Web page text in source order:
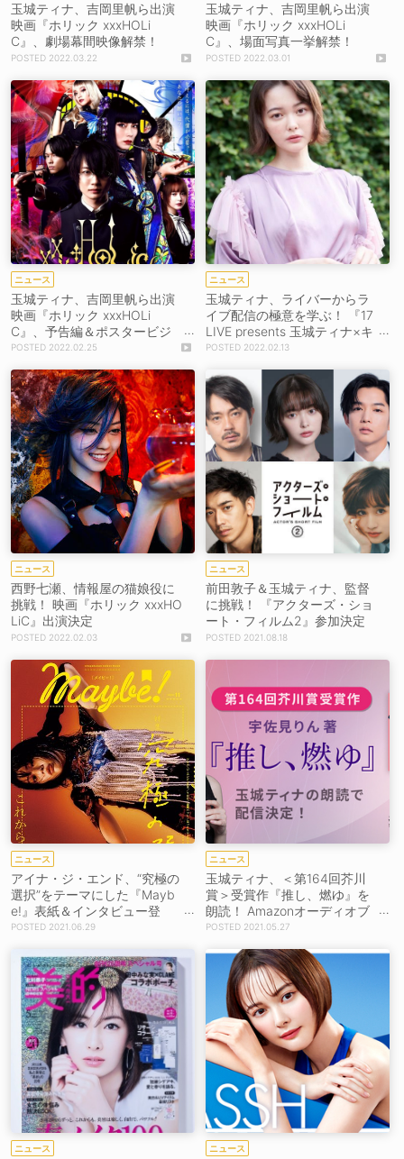
玉城ティナ、吉岡里帆ら出演
映画『ホリック xxxHOLi
C』、劇場幕間映像解禁！
2022.03.22
玉城ティナ、吉岡里帆ら出演
映画『ホリック xxxHOLi
C』、場面写真一挙解禁！
2022.03.01
ニュース
玉城ティナ、吉岡里帆ら出演
映画『ホリック xxxHOLi
C』、予告編＆ポスタービジ
ュアル解禁！
2022.02.25
ニュース
玉城ティナ、ライバーからラ
イブ配信の極意を学ぶ！ 『17
LIVE presents 玉城ティナ×キ
ミ 〜あしたのステージへ〜』
2022.02.13
ニュース
西野七瀬、情報屋の猫娘役に
挑戦！ 映画『ホリック xxxHO
LiC』出演決定
2022.02.03
ニュース
前田敦子＆玉城ティナ、監督
に挑戦！ 『アクターズ・ショ
ート・フィルム2』参加決定
2021.08.18
ニュース
アイナ・ジ・エンド、“究極の
選択”をテーマにした『Mayb
e!』表紙＆インタビュー登
場！
2021.06.29
ニュース
玉城ティナ、＜第164回芥川
賞＞受賞作『推し、燃ゆ』を
朗読！ Amazonオーディオブ
ック『Audible』にて配信
2021.05.27
ニュース ニュース